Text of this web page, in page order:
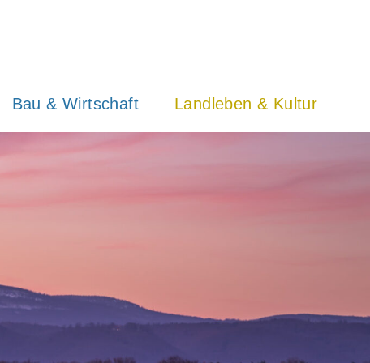
Bau & Wirtschaft Landleben & Kultur